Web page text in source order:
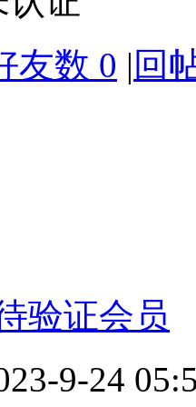
友数 0 | 回
验证会员
9-24